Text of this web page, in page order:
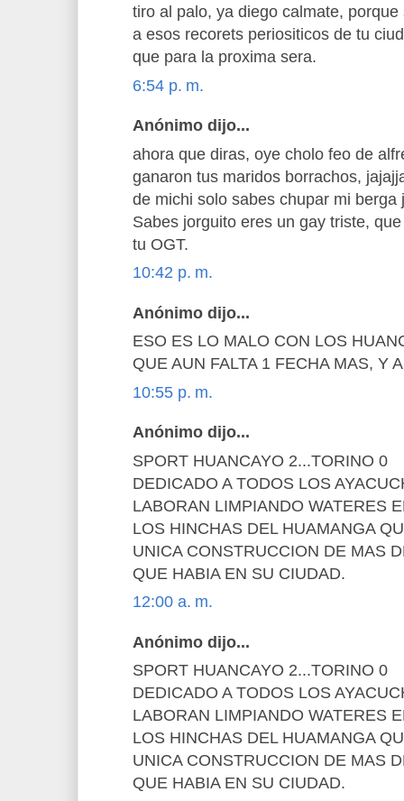
tiro al palo, ya diego calmate,
a esos recorets periositicos de tu
que para la proxima sera.
6:54 p. m.
Anónimo dijo...
ahora que diras, oye cholo feo de
ganaron tus maridos borrachos,
de michi solo sabes chupar mi berga
Sabes jorguito eres un gay triste,
tu OGT.
10:42 p. m.
Anónimo dijo...
ESO ES LO MALO CON LOS
QUE AUN FALTA 1 FECHA MAS, Y
10:55 p. m.
Anónimo dijo...
SPORT HUANCAYO 2...TORINO 0
DEDICADO A TODOS LOS
LABORAN LIMPIANDO WATERES
LOS HINCHAS DEL HUAMANGA
UNICA CONSTRUCCION DE MAS
QUE HABIA EN SU CIUDAD.
12:00 a. m.
Anónimo dijo...
SPORT HUANCAYO 2...TORINO 0
DEDICADO A TODOS LOS
LABORAN LIMPIANDO WATERES
LOS HINCHAS DEL HUAMANGA
UNICA CONSTRUCCION DE MAS
QUE HABIA EN SU CIUDAD.